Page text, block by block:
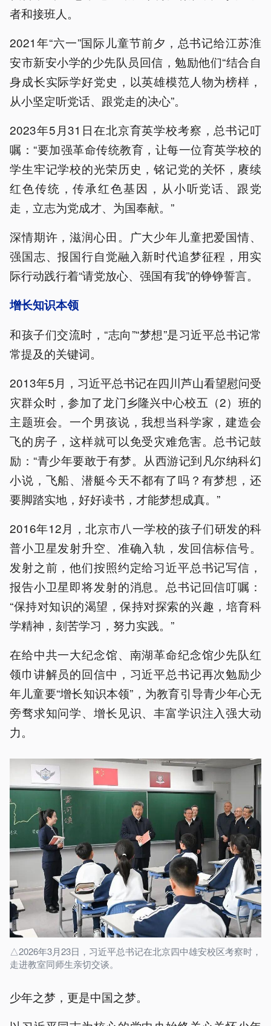
者和接班人。
2021年“六一”国际儿童节前夕，总书记给江苏淮
安市新安小学的少先队员回信，勉励他们“结合自
身成长实际学好党史，以英雄模范人物为榜样，
从小坚定听党话、跟党走的决心”。
2023年5月31日在北京育英学校考察，总书记叮
嘱：“要加强革命传统教育，让每一位育英学校的
学生牢记学校的光荣历史，铭记党的关怀，赓续
红色传统，传承红色基因，从小听党话、跟党
走，立志为党成才、为国奉献。”
深情期许，滋润心田。广大少年儿童把爱国情、
强国志、报国行自觉融入新时代追梦征程，用实
际行动践行着“请党放心、强国有我”的铮铮誓言。
增长知识本领
和孩子们交流时，“志向”“梦想”是习近平总书记常
常提及的关键词。
2013年5月，习近平总书记在四川芦山看望慰问受
灾群众时，参加了龙门乡隆兴中心校五（2）班的
主题班会。一个男孩说，我想当科学家，建造会
飞的房子，这样就可以免受灾难危害。总书记鼓
励：“青少年要敢于有梦。从西游记到凡尔纳科幻
小说，飞船、潜艇今天不都有了吗？有梦想，还
要脚踏实地，好好读书，才能梦想成真。”
2016年12月，北京市八一学校的孩子们研发的科
普小卫星发射升空、准确入轨，发回信标信号。
发射之前，他们按照约定给习近平总书记写信，
报告小卫星即将发射的消息。总书记回信叮嘱：
“保持对知识的渴望，保持对探索的兴趣，培育科
学精神，刻苦学习，努力实践。”
在给中共一大纪念馆、南湖革命纪念馆少先队红
领巾讲解员的回信中，习近平总书记再次勉励少
年儿童要“增长知识本领”，为教育引导青少年心无
旁骛求知问学、增长见识、丰富学识注入强大动
力。
△2026年3月23日，习近平总书记在北京四中雄安校区考察时，
走进教室同师生亲切交谈。
少年之梦，更是中国之梦。